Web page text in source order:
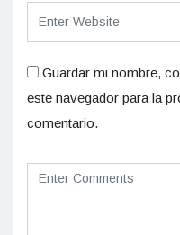
Guardar mi nombre,
este navegador para la
comentario.